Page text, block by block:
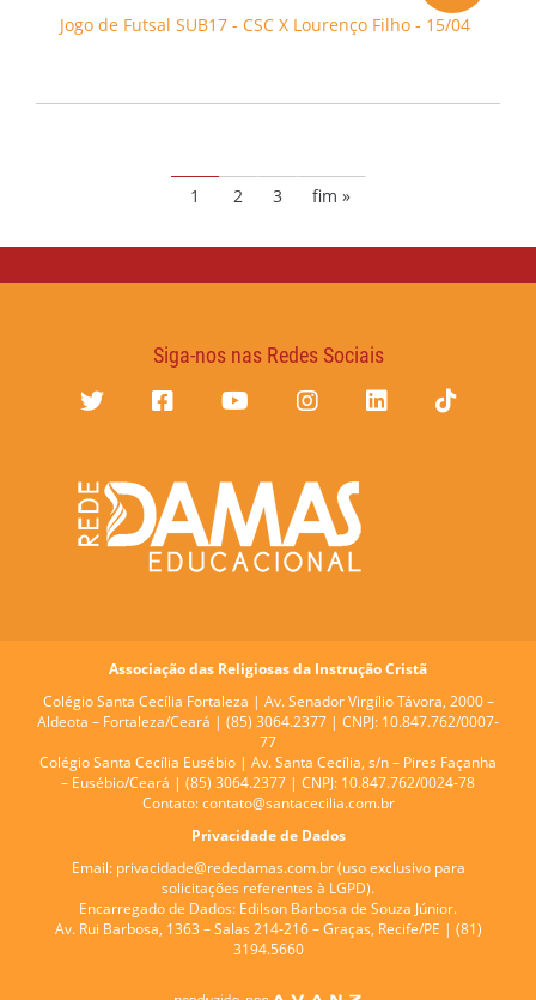
Jogo de Futsal SUB17 - CSC X Lourenço Filho - 15/04
1 2 3 fim »
Siga-nos nas Redes Sociais
Associação das Religiosas da Instrução Cristã
Colégio Santa Cecília Fortaleza | Av. Senador Virgílio Távora, 2000 –
Aldeota – Fortaleza/Ceará | (85) 3064.2377 | CNPJ: 10.847.762/0007-
77
Colégio Santa Cecília Eusébio | Av. Santa Cecília, s/n – Pires Façanha
– Eusébio/Ceará | (85) 3064.2377 | CNPJ: 10.847.762/0024-78
Contato: contato@santacecilia.com.br
Privacidade de Dados
Email: privacidade@rededamas.com.br(uso exclusivo para
solicitações referentes à LGPD).
Encarregado de Dados: Edilson Barbosa de Souza Júnior.
Av. Rui Barbosa, 1363 – Salas 214-216 – Graças, Recife/PE | (81)
3194.5660